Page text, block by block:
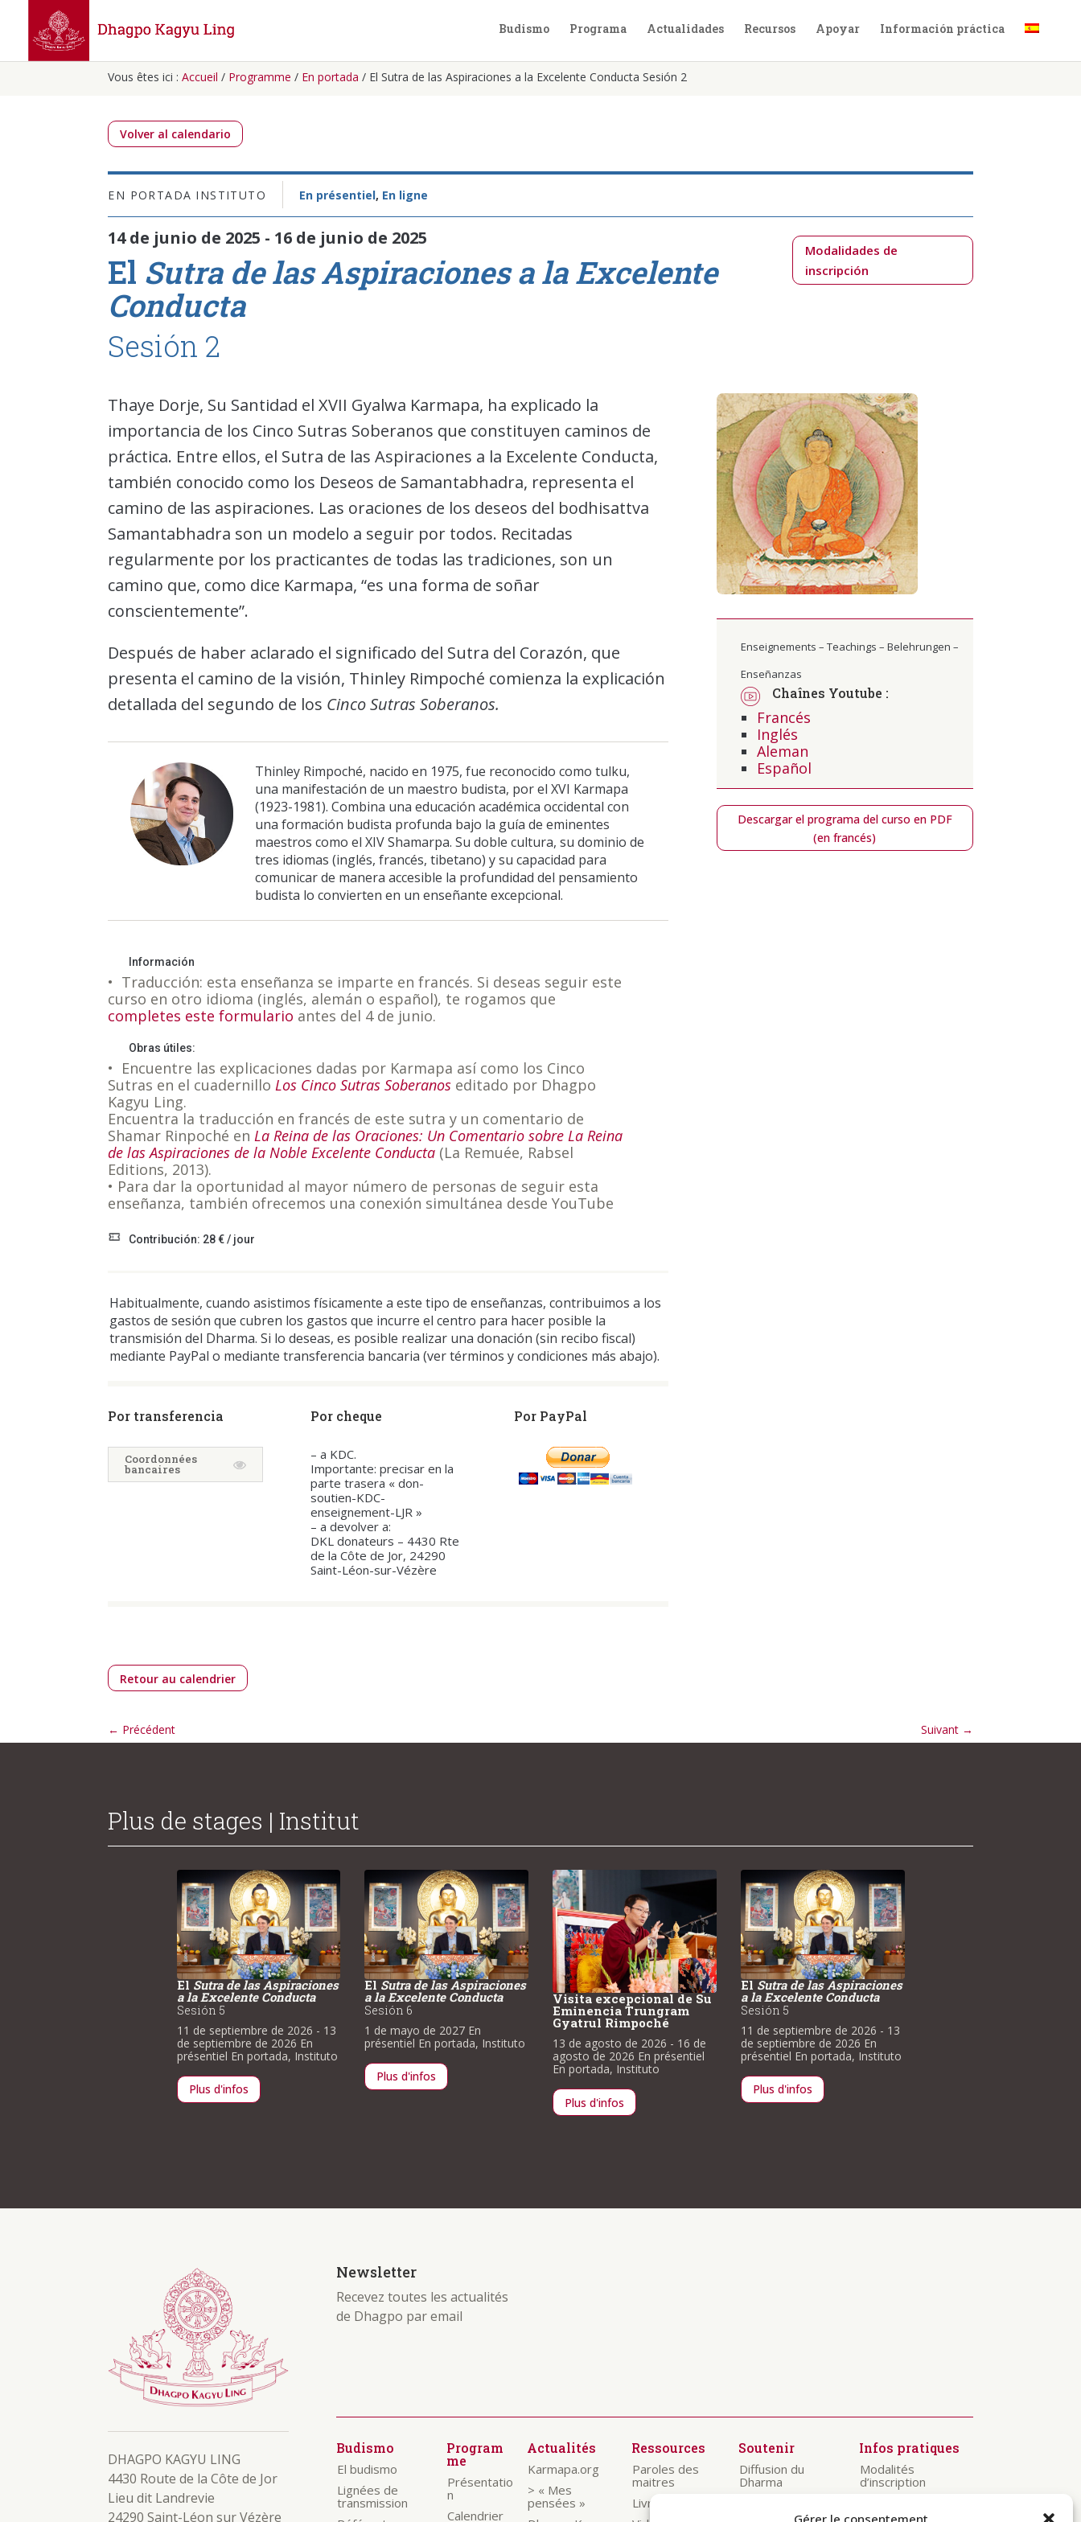
Gérer le consentement
Budismo Programa Actualidades Recursos Apoyar Información práctica
Vous êtes ici :Accueil / Programme / En portada / El Sutra de las Aspiraciones a la Excelente Conducta Sesión 2
Volver al calendario
EN PORTADA INSTITUTO En présentiel, En ligne
14 de junio de 2025 - 16 de junio de 2025
El Sutra de las Aspiraciones a la Excelente
Conducta
Sesión 2
Modalidades de
inscripción
Thaye Dorje, Su Santidad el XVII Gyalwa Karmapa, ha explicado la
importancia de los Cinco Sutras Soberanos que constituyen caminos de
práctica. Entre ellos, el Sutra de las Aspiraciones a la Excelente Conducta,
también conocido como los Deseos de Samantabhadra, representa el
camino de las aspiraciones. Las oraciones de los deseos del bodhisattva
Samantabhadra son un modelo a seguir por todos. Recitadas
regularmente por los practicantes de todas las tradiciones, son un
camino que, como dice Karmapa, “es una forma de soñar
conscientemente”.
Después de haber aclarado el significado del Sutra del Corazón, que
presenta el camino de la visión, Thinley Rimpoché comienza la explicación
detallada del segundo de los Cinco Sutras Soberanos.
Thinley Rimpoché, nacido en 1975, fue reconocido como tulku,
una manifestación de un maestro budista, por el XVI Karmapa
(1923-1981). Combina una educación académica occidental con
una formación budista profunda bajo la guía de eminentes
maestros como el XIV Shamarpa. Su doble cultura, su dominio de
tres idiomas (inglés, francés, tibetano) y su capacidad para
comunicar de manera accesible la profundidad del pensamiento
budista lo convierten en un enseñante excepcional.
Información
• Traducción: esta enseñanza se imparte en francés. Si deseas seguir este
curso en otro idioma (inglés, alemán o español), te rogamos que
completes este formulario antes del 4 de junio.
Obras útiles:
• Encuentre las explicaciones dadas por Karmapa así como los Cinco
Sutras en el cuadernilloLos Cinco Sutras Soberanos editado por Dhagpo
Kagyu Ling.
Encuentra la traducción en francés de este sutra y un comentario de
Shamar Rinpoché enLa Reina de las Oraciones: Un Comentario sobre La Reina
de las Aspiraciones de la Noble Excelente Conducta (La Remuée, Rabsel
Editions, 2013).
• Para dar la oportunidad al mayor número de personas de seguir esta
enseñanza, también ofrecemos una conexión simultánea desde YouTube
Contribución: 28 € / jour
Habitualmente, cuando asistimos físicamente a este tipo de enseñanzas, contribuimos a los
gastos de sesión que cubren los gastos que incurre el centro para hacer posible la
transmisión del Dharma. Si lo deseas, es posible realizar una donación (sin recibo fiscal)
mediante PayPal o mediante transferencia bancaria (ver términos y condiciones más abajo).
Por transferencia
Coordonnées
bancaires
Por cheque
– a KDC.
Importante: precisar en la
parte trasera « don-
soutien-KDC-
enseignement-LJR »
– a devolver a:
DKL donateurs – 4430 Rte
de la Côte de Jor, 24290
Saint-Léon-sur-Vézère
Por PayPal
Enseignements – Teachings – Belehrungen –
Enseñanzas
Chaînes Youtube :
Francés
Inglés
Aleman
Español
Descargar el programa del curso en PDF
(en francés)
Retour au calendrier
← Précédent Suivant→
Plus de stages | Institut
ElSutra de las Aspiraciones
a la Excelente Conducta
Sesión 5
11 de septiembre de 2026 - 13
de septiembre de 2026 En
présentiel En portada, Instituto
Plus d'infos
ElSutra de las Aspiraciones
a la Excelente Conducta
Sesión 6
1 de mayo de 2027 En
présentiel En portada, Instituto
Plus d'infos
Visita excepcional de Su
Eminencia Trungram
Gyatrul Rimpoché
13 de agosto de 2026 - 16 de
agosto de 2026 En présentiel
En portada, Instituto
Plus d'infos
ElSutra de las Aspiraciones
a la Excelente Conducta
Sesión 5
11 de septiembre de 2026 - 13
de septiembre de 2026 En
présentiel En portada, Instituto
Plus d'infos
DHAGPO KAGYU LING
4430 Route de la Côte de Jor
Lieu dit Landrevie
24290 Saint-Léon sur Vézère
Newsletter
Recevez toutes les actualités
de Dhagpo par email
Budismo
El budismo
Lignées de
transmission
Program
me
Présentatio
n
Calendrier
Actualités
Karmapa.org
> « Mes
pensées »
Ressources
Paroles des
maitres
Livrets
Soutenir
Diffusion du
Dharma
des textes
Infos pratiques
Modalités
d’inscription